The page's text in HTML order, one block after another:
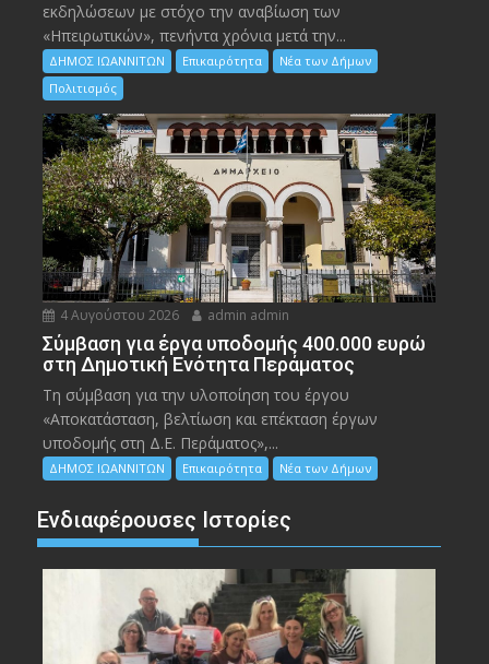
εκδηλώσεων με στόχο την αναβίωση των
«Ηπειρωτικών», πενήντα χρόνια μετά την...
ΔΗΜΟΣ ΙΩΑΝΝΙΤΩΝ Επικαιρότητα
Νέα των Δήμων
Πολιτισμός
4 Αυγούστου 2026 admin admin
Σύμβαση για έργα υποδομής 400.000 ευρώ
στη Δημοτική Ενότητα Περάματος
Τη σύμβαση για την υλοποίηση του έργου
«Αποκατάσταση, βελτίωση και επέκταση έργων
υποδομής στη Δ.Ε. Περάματος»,...
ΔΗΜΟΣ ΙΩΑΝΝΙΤΩΝ Επικαιρότητα Νέα των Δήμων
Ενδιαφέρουσες Ιστορίες